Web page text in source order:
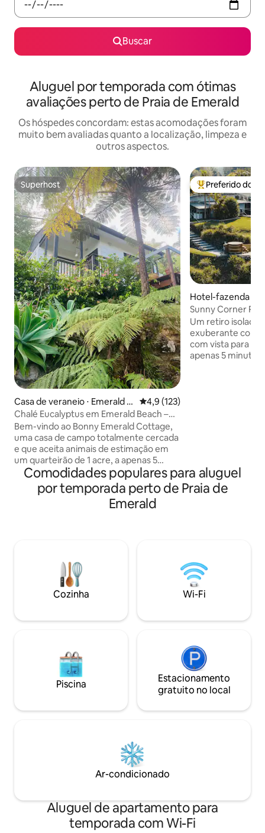
Buscar
Aluguel por temporada com ótimas
avaliações perto de Praia de Emerald
Os hóspedes concordam: estas acomodações foram
muito bem avaliadas quanto a localização, limpeza e
outros aspectos.
Superhost
Superhost
Casa de veraneio ⋅ Emerald B
each
4,9 de uma avaliação média de
4,9 (123)
Chalé Eucalyptus em Emerald Beach –
Fique 3 noites e economize
Bem-vindo ao Bonny Emerald Cottage,
uma casa de campo totalmente cercada
e que aceita animais de estimação em
um quarteirão de 1 acre, a apenas 5
minutos de Emerald & Sandy Beach.
Relaxe no deck cercado por vegetação
exuberante. Observe os pássaros
durante o dia, aproveite o pôr do sol com
estar tem um novo sofá-cama queen
top de linha e se transforma em um
espaço de trabalho. Desfrute de total
privacidade, paz e serenidade, sua
Entre os
Preferido dos
Hotel-fazenda ⋅
Sunny Corner
Um retiro isolado
exuberante
com vista para o
apenas 5 minutos
termine com
espumante por
serena para se
Comodidades populares para aluguel
por temporada perto de Praia de
Emerald
Cozinha Wi-Fi
Piscina
Estacionamento
gratuito no local
Ar-condicionado
Aluguel de apartamento para
temporada com Wi-Fi